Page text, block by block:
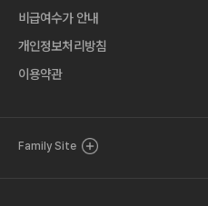
비급여수가 안내
개인정보처리방침
이용약관
Family Site